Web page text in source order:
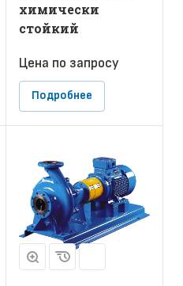
химически
стойкий
Цена по запросу
Подробнее